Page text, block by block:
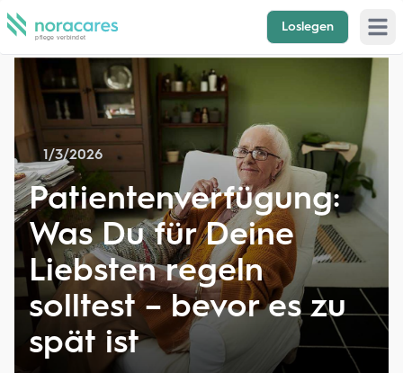
Loslegen Open
1/3/2026
Patientenverfügung:
Was Du für Deine
Liebsten regeln
solltest – bevor es zu
spät ist